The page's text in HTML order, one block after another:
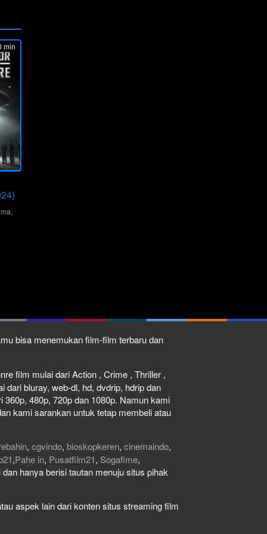
min
,
bisa menemukan film-film terbaru dan
film mulai dari Action , Crime , Thriller ,
bluray, web-dl, hd, dvdrip, hdrip dan
480p, 720p dan 1080p. Namun kami
kami sarankan untuk tetap membeli atau
, cgvindo, bioskopkeren, cinemaindo,
,Pahe in, Pusatfilm21, Sogafime,
hanya berisi tautan menuju situs pihak
aspek lain dari konten situs streaming film